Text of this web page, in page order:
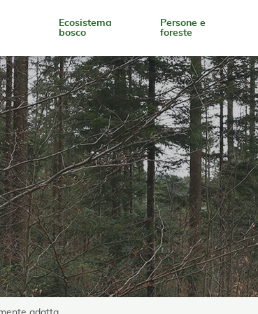
Ecosistema
bosco
Persone e
foreste